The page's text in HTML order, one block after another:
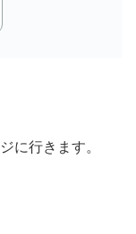
に行きます。